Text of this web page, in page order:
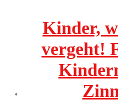
Kinder,
vergeht!